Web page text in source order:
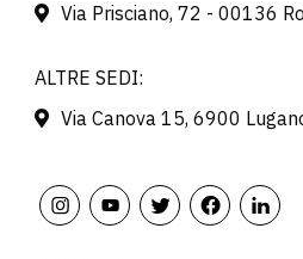
Via Prisciano, 72 - 00136
ALTRE SEDI:
Via Canova 15, 6900